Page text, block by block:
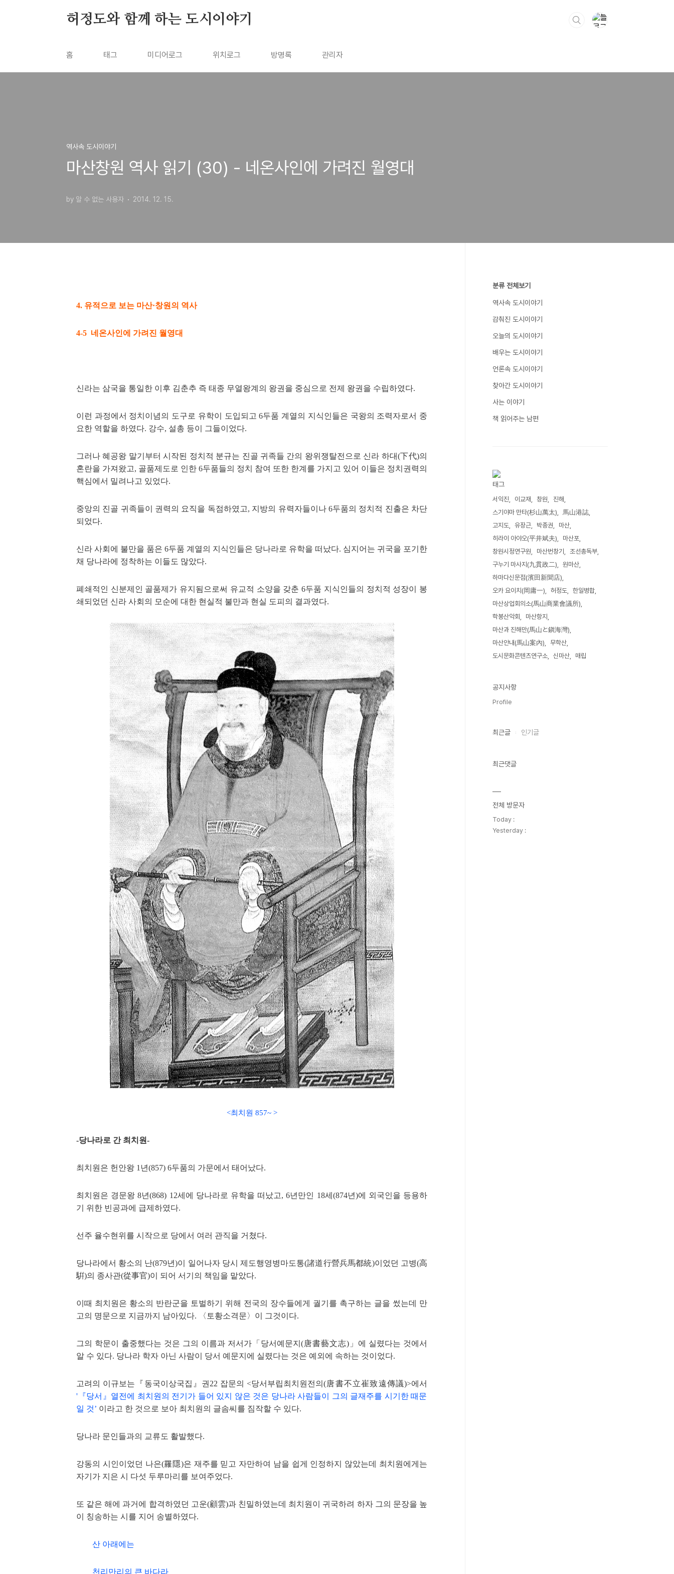
허정도와 함께 하는 도시이야기
홈 태그 미디어로그 위치로그 방명록 관리자
역사속 도시이야기
마산창원 역사 읽기 (30) - 네온사인에 가려진 월영대
by 알 수 없는 사용자 2014. 12. 15.
4. 유적으로 보는 마산·창원의 역사
4-5 네온사인에 가려진 월영대
신라는 삼국을 통일한 이후 김춘추 즉 태종 무열왕계의 왕권을 중심으로 전제 왕권을 수립하였다.
이런 과정에서 정치이념의 도구로 유학이 도입되고6두품 계열의 지식인들은 국왕의 조력자로서 중
요한 역할을 하였다. 강수, 설총 등이 그들이었다.
그러나 혜공왕 말기부터 시작된 정치적 분규는 진골 귀 족들 간의 왕위쟁탈전으로 신라 하대(下代)의
혼란을 가져 왔고, 골품제도로 인한 6두품들의 정치 참여 또한 한계를 가지고 있어 이들은 정치권력의
핵심에서 밀려나고 있었다.
중앙의 진골 귀족들이 권력의 요직을 독점하였고, 지방의 유력자들이나 6두품의 정치적 진출은 차단
되었다.
신라 사회에 불만을 품은 6두품 계열의 지식인들은 당나라로 유학을 떠났다. 심지어는 귀국을 포기한
채 당나라에 정착하는 이들도 많았다.
폐쇄적인 신분제인 골품제가 유지됨으로써 유교적 소양을 갖춘6두품 지식인들의 정치적 성장이 봉
쇄 되었던 신라 사회의 모순에 대한 현실적 불만과 현실 도피 의 결과였다.
<최치원 857~ >
-당나라로 간 최치원-
최치원은 헌안왕 1 년(857) 6두품의 가문에서 태어났다.
최 치원은 경문왕8년(868) 12세에 당나라로 유학을 떠났고,6년 만인 18세(874년)에 외국인을 등용하
기 위한 빈공과에 급제하였다.
선주 율수현위를 시작으 로 당에서 여러 관직을 거쳤다.
당나라에서 황소의 난(879년)이 일어나자 당시 제도행영병마도통(諸道行營兵馬都統)이었던 고병(高
騈)의 종사관(從事官)이 되 어 서기의 책임을 맡았다.
이때 최치원은 황소의 반란군을 토벌하기 위해 전국의 장수들에게 궐기를 촉구하는 글을 썼는데 만
고의 명문으로 지금까지 남아있다. 〈토황소격문〉이 그것이다.
그의 학문이 출중했다는 것은 그의 이름과 저서가「당서예문지(唐書藝文志)」에 실렸다는 것에서
알 수 있다. 당나라 학자 아닌 사람이 당서 예문지에 실렸다는 것은 예외에 속하는 것이었다.
고려의 이규보는『동국이상국집』권 22 잡문의 <당서부립최치원전의(唐書不立崔致遠傳議)>에서
'『당서』열전에 최치원의 전기가 들어 있지 않은 것은 당나라 사람들이 그의 글재주를 시기한 때문
일 것’ 이라고 한 것으로 보 아 최치원의 글솜씨를 짐작할 수 있다.
당나라 문인들과의 교류도 활발했다.
강동의 시인이었던 나은(羅隱)은 재 주를 믿고 자만하여 남을 쉽게 인정하지 않았는데 최치원에게는
자기가 지은 시 다섯 두루마리를 보여주었다.
또 같은 해에 과거에 합격하였던 고운(顧雲)과 친밀하였는데 최치원이 귀국하려 하자 그의 문장을 높
이 칭송하는 시를 지어 송별하였다.
산 아래에는
천리만리의 큰 바다라
분류 전체보기
역사속 도시이야기
감춰진 도시이야기
오늘의 도시이야기
배우는 도시이야기
언론속 도시이야기
찾아간 도시이야기
사는 이야기
책 읽어주는 남편
태그
서익진 이교재 창원
진해
스기야마 만타(杉山萬太)
馬山港誌
고지도
유장근 박종권
마산
히라이 아야오(平井斌夫)
마산포
창원시정연구원
마산번창기
조선총독부
구누기 마사지(九貫政二)
원마산
하마다신문점(濱田新聞店)
오카 요이치(岡庸一)
허정도
한일병합
마산상업회의소(馬山商業會議所)
학봉산악회
마산항지
마산과 진해만(馬山と鎭海灣)
마산안내(馬山案內)
무학산
도시문화콘텐츠연구소
신마산 매립
공지사항
Profile
최근글 인기글
최근댓글
전체 방문자
Today :
Yesterday :